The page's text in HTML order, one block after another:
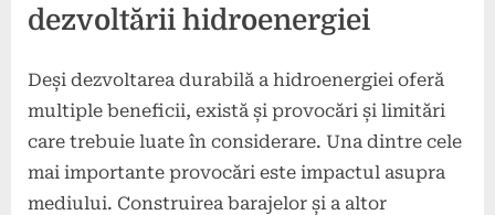
dezvoltării hidroenergiei
Deși dezvoltarea durabilă a hidroenergiei oferă
multiple beneficii, există și provocări și limitări
care trebuie luate în considerare. Una dintre cele
mai importante provocări este impactul asupra
mediului. Construirea barajelor și a altor